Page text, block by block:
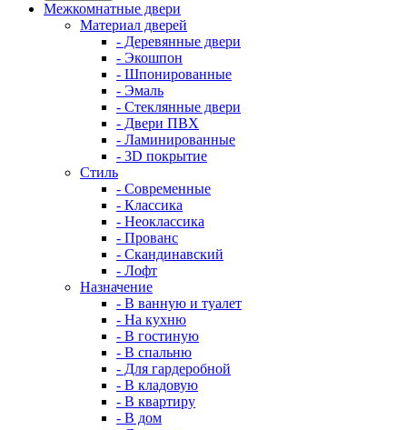
Межкомнатные двери
Материал дверей
- Деревянные двери
- Экошпон
- Шпонированные
- Эмаль
- Стеклянные двери
- Двери ПВХ
- Ламинированные
- 3D покрытие
Стиль
- Современные
- Классика
- Неоклассика
- Прованс
- Скандинавский
- Лофт
Назначение
- В ванную и туалет
- На кухню
- В гостиную
- В спальню
- Для гардеробной
- В кладовую
- В квартиру
- В дом